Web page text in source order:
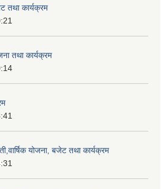
कार्यक्रम
तथा कार्यक्रम
योजना, बजेट तथा कार्यक्रम